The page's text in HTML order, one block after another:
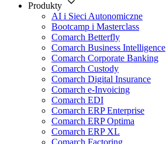
Produkty
AI i Sieci Autonomiczne
Bootcamp i Masterclass
Comarch Betterfly
Comarch Business Intelligence
Comarch Corporate Banking
Comarch Custody
Comarch Digital Insurance
Comarch e-Invoicing
Comarch EDI
Comarch ERP Enterprise
Comarch ERP Optima
Comarch ERP XL
Comarch Factoring